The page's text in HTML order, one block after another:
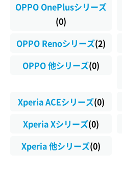
OPPO OnePlusシリーズ
(0)
OPPO Renoシリーズ(2)
OPPO 他シリーズ(0)
Xperia ACEシリーズ(0)
Xperia Xシリーズ(0)
Xperia 他シリーズ(0)